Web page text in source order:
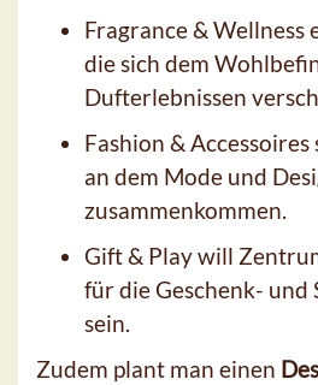
Fragrance & Wellness
die sich dem
Dufterlebnissen
Fashion &
an dem Mode und
zusammenkommen.
Gift & Play will
für die Geschenk- und
sein.
Zudem plant man einen